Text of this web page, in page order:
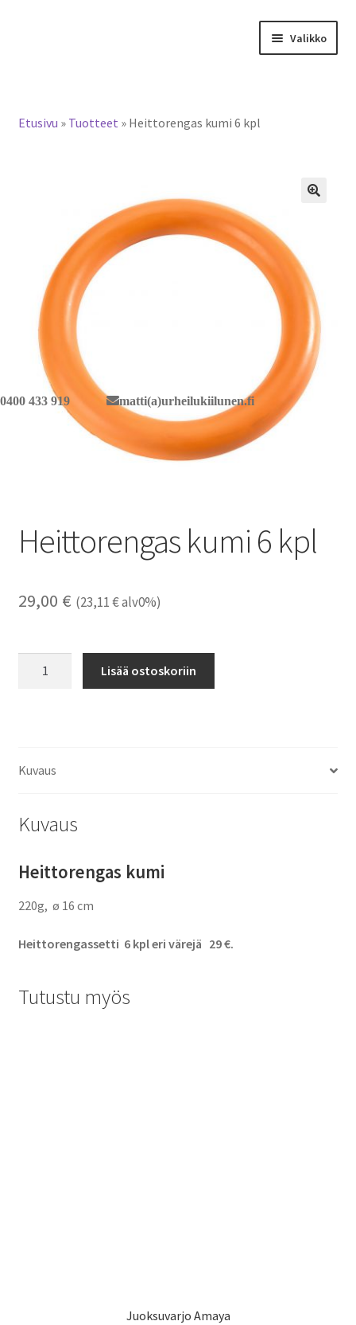
0400 433 919 matti(a)urheilukiilunen.fi
Valikko
valikko
Etusivu » Tuotteet » Heittorengas kumi 6 kpl
Heittorengas kumi 6 kpl
29,00 € (23,11€alv0%)
Lisää ostoskoriin
Kuvaus
Kuvaus
Heittorengas kumi
220g, ø 16 cm
Heittorengassetti 6 kpl eri värejä 29 €.
Tutustu myös
Juoksuvarjo Amaya